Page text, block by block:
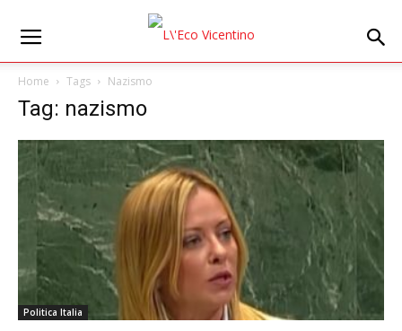
Home Tags Nazismo
Tag: nazismo
Politica Italia